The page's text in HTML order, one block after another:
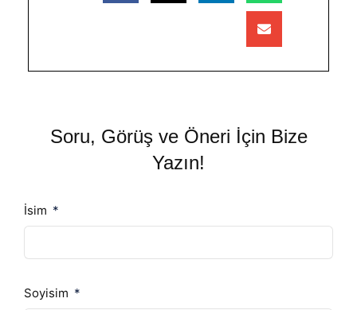
Soru, Görüş ve Öneri İçin Bize
Yazın!
İsim
Soyisim